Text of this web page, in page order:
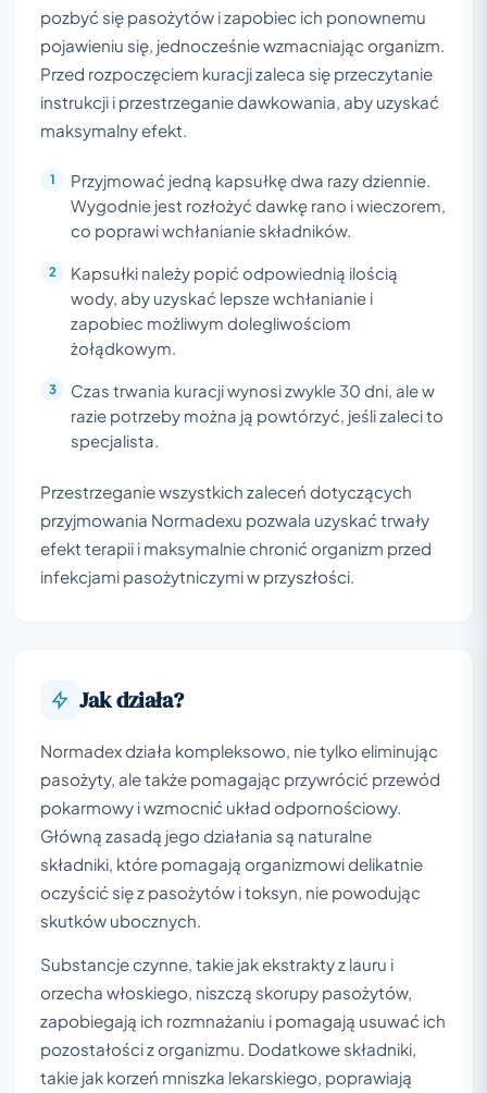
pozbyć się pasożytów i zapobiec ich ponownemu
pojawieniu się, jednocześnie wzmacniając organizm.
Przed rozpoczęciem kuracji zaleca się przeczytanie
instrukcji i przestrzeganie dawkowania, aby uzyskać
maksymalny efekt.
Przyjmować jedną kapsułkę dwa razy dziennie.
Wygodnie jest rozłożyć dawkę rano i wieczorem,
co poprawi wchłanianie składników.
Kapsułki należy popić odpowiednią ilością
wody, aby uzyskać lepsze wchłanianie i
zapobiec możliwym dolegliwościom
żołądkowym.
Czas trwania kuracji wynosi zwykle 30 dni, ale w
razie potrzeby można ją powtórzyć, jeśli zaleci to
specjalista.
Przestrzeganie wszystkich zaleceń dotyczących
przyjmowania Normadexu pozwala uzyskać trwały
efekt terapii i maksymalnie chronić organizm przed
infekcjami pasożytniczymi w przyszłości.
Jak działa?
Normadex działa kompleksowo, nie tylko eliminując
pasożyty, ale także pomagając przywrócić przewód
pokarmowy i wzmocnić układ odpornościowy.
Główną zasadą jego działania są naturalne
składniki, które pomagają organizmowi delikatnie
oczyścić się z pasożytów i toksyn, nie powodując
skutków ubocznych.
Substancje czynne, takie jak ekstrakty z lauru i
orzecha włoskiego, niszczą skorupy pasożytów,
zapobiegają ich rozmnażaniu i pomagają usuwać ich
pozostałości z organizmu. Dodatkowe składniki,
takie jak korzeń mniszka lekarskiego, poprawiają